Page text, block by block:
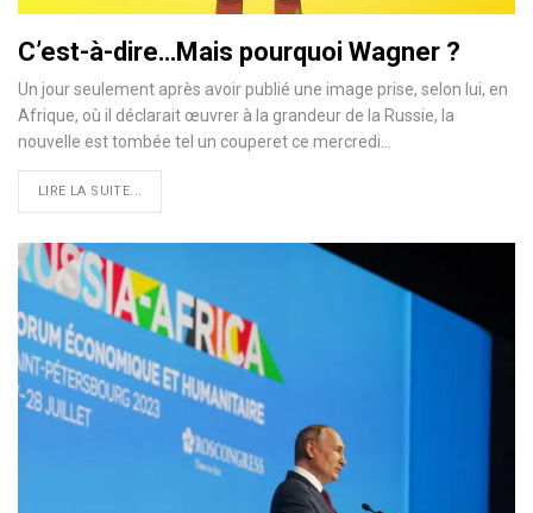
C’est-à-dire…Mais pourquoi Wagner ?
Un jour seulement après avoir publié une image prise, selon lui, en
Afrique, où il déclarait œuvrer à la grandeur de la Russie, la
nouvelle est tombée tel un couperet ce mercredi…
LIRE LA SUITE...